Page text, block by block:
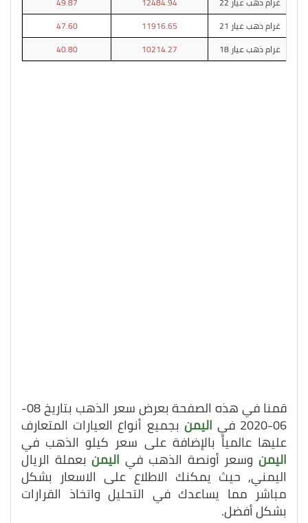
غرام ذهب عيار 21
11916.65
47.60
غرام ذهب عيار 18
10214.27
40.80
قمنا في هذه الصفحة بعرض سعر الذهب بتاريخ 08-
06-2020 في اليمن بجميع أنواع العيارات المتعارف
عليها عالمياً بالإضافة على سعر كيلو الذهب في
اليمنوسعر أونصة الذهب في اليمنبعملة الريال
اليمني, حيث يمكنك الاطلاع على الاسعار بشكل
مباشر مما يساعدك في التحليل واتخاذ القرارات
بشكل أفضل.